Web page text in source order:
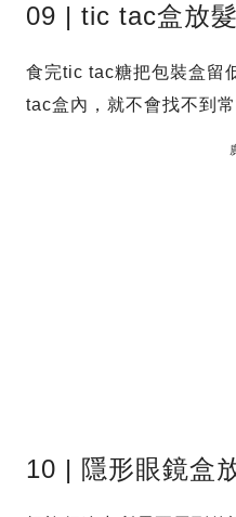
09 | tic tac盒放
食完tic tac糖把包裝盒留
tac盒內，就不會找不到
10 | 隱形眼鏡盒